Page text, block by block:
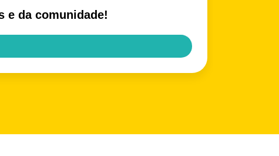
e da comunidade!